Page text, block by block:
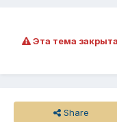
Эта тема
Share